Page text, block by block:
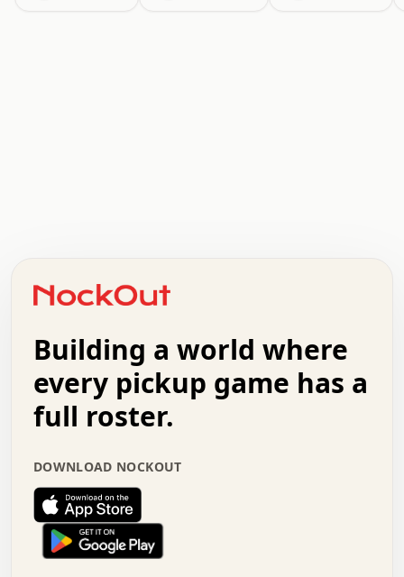
+   .   .   .   .   .   .   .   .   .   +   .   .
.   .   .   .   .   .   .   .   .   .   .   :   .
.   .   .   .   +   .   .   .   .   .   .   .   +
.   :   .   .   .   .   .   .   .   .   o   .   .
.   .   x   .   .   .   .   .   .   :   .   .   o
.   .   .   .   :   .   .   .   .   o   .   .   .
.   .   .   .   .   .   .   :   .   .   .   .   .
.   .   .   .   .   .   .   +   .   .   x   .   .
.   .   .   .   .   :   +   .   .   .   .   .   o
.   .   .   .   .   .   .   .   .   .   .   .   .
.   .   :   o   .   .   .   .   .   .   .   +   .
.   o   .   .   .   .   x   .   .   .   .   .   .
Building a world where
every pickup game has a
full roster.
DOWNLOAD NOCKOUT